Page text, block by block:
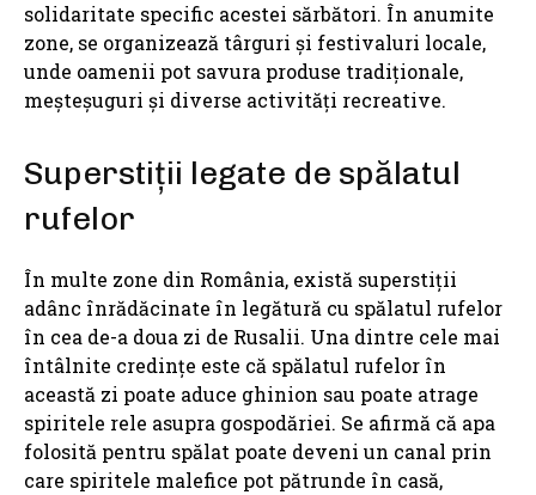
solidaritate specific acestei sărbători. În anumite
zone, se organizează târguri și festivaluri locale,
unde oamenii pot savura produse tradiționale,
meșteșuguri și diverse activități recreative.
Superstiții legate de spălatul
rufelor
În multe zone din România, există superstiții
adânc înrădăcinate în legătură cu spălatul rufelor
în cea de-a doua zi de Rusalii. Una dintre cele mai
întâlnite credințe este că spălatul rufelor în
această zi poate aduce ghinion sau poate atrage
spiritele rele asupra gospodăriei. Se afirmă că apa
folosită pentru spălat poate deveni un canal prin
care spiritele malefice pot pătrunde în casă,